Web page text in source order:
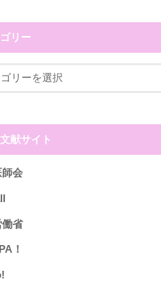
リー
献サイト
師会
働省
！